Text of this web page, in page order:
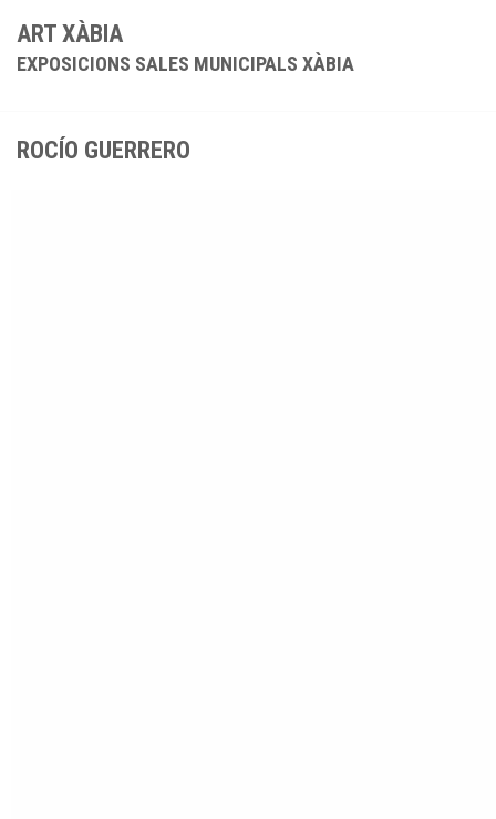
ART XÀBIA
EXPOSICIONS SALES MUNICIPALS XÀBIA
ROCÍO GUERRERO